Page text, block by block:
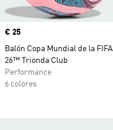
Precio
€ 25
Balón Copa Mundial de la FIFA
26™ Trionda Club
Performance
6 colores